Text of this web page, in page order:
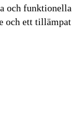
och funktionella
och ett tillämpat